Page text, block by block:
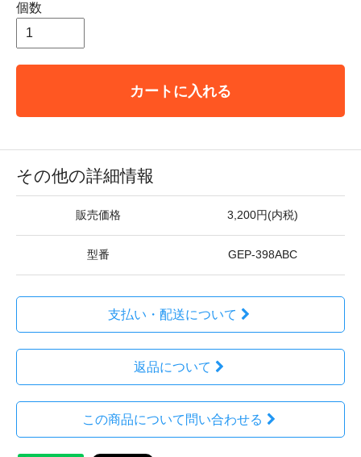
個数
カートに入れる
その他の詳細情報
販売価格 3,200円(内税)
型番 GEP-398ABC
支払い・配送について
返品について
この商品について問い合わせる